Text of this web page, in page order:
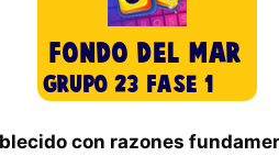
con razones